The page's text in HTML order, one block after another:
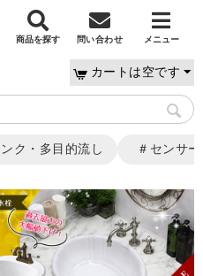
商品を探す 問い合わせ メニュー
カートは空です
ク・多目的流し ＃センサ